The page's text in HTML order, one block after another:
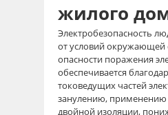
жилого
Электробезопасность
от условий окружающей
опасности поражения
обеспечивается
токоведущих частей
занулению, применению
двойной изоляции,